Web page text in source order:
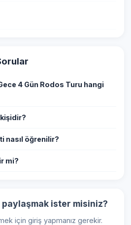
4 Gün Rodos Turu hangi
nasıl öğrenilir?
mi?
paylaşmak ister misiniz?
için giriş yapmanız gerekir.